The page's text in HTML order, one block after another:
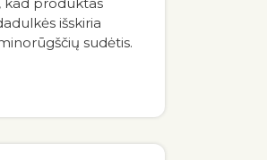
išskiria
sudėtis.